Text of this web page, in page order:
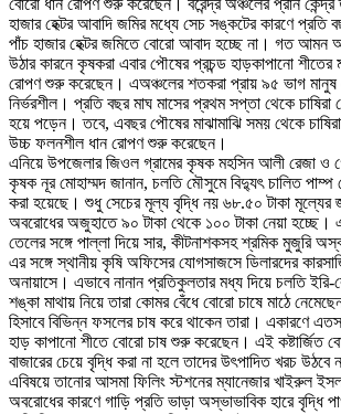
হাজার হেক্টর আবাদি জমির মধ্যে সেচ সঙ্কটের কারণে প্রতি
পাঁচ হাজার হেক্টর জমিতে বোরো আবাদ হচ্ছে না। গত আমন
উঠার কারনে কৃষকরা এবার পৌষের প্রচন্ড হাড়কাপানো
রোপণ শুরু করেছেন। এঅঞ্চলের শতকরা প্রায় ৯৫ ভাগ
নির্ভরশীল। প্রতি বছর মাঘ মাসের প্রথম সপ্তা থেকে
হয়ে পড়েন। তবে, এবছর পৌষের মাঝামাঝি সময় থেকে
উচ্চ ফলনশীল ধান রোপণ শুরু করেছেন।
এনিয়ে উপজেলার জিওল গ্রামের কৃষক মহসিন আলী রেজা ও
কৃষক নূর মোহাম্মদ জানান, চলতি মৌসুমে বিদ্যুৎ চালিত পাম্প
করা হয়েছে। শুধু সেচের মূল্য বৃদ্ধি নয় ৬৮.৫০ টাকা মূল্যের
অবরোধের অজুহাতে ৯০ টাকা থেকে ১০০ টাকা নেয়া হচ্ছে।
তেলের সঙ্গে পাল্লা দিয়ে সার, কীটনাশকসহ শ্রমিক মুজুরি
এর সঙ্গে স্থানীয় কৃষি অফিসের যোগসাজসে ডিলারদের
অনায়াসে। এভাবে নানান প্রতিকুলতার মধ্য দিয়ে চলতি
শঙ্কা মাথায় নিয়ে তারা কোমর বেঁধে বোরো চাষে মাঠে
হিসাবে বিভিন্ন ফসলের চাষ করে থাকেন তারা। একারণে
হাড় কাপানো শীতে বোরো চাষ শুরু করেছেন। এই কষ্টার্জিত
বাজারের চেয়ে বৃদ্ধি করা না হলে তাদের উৎপাদিত খরচ
এবিষয়ে তানোর আসমা ফিলিং স্টশনের ম্যানেজার খাইরুল
অবরোধের কারণে গাড়ি প্রতি ভাড়া অস্ভাভাবিক হারে বৃদ্ধি